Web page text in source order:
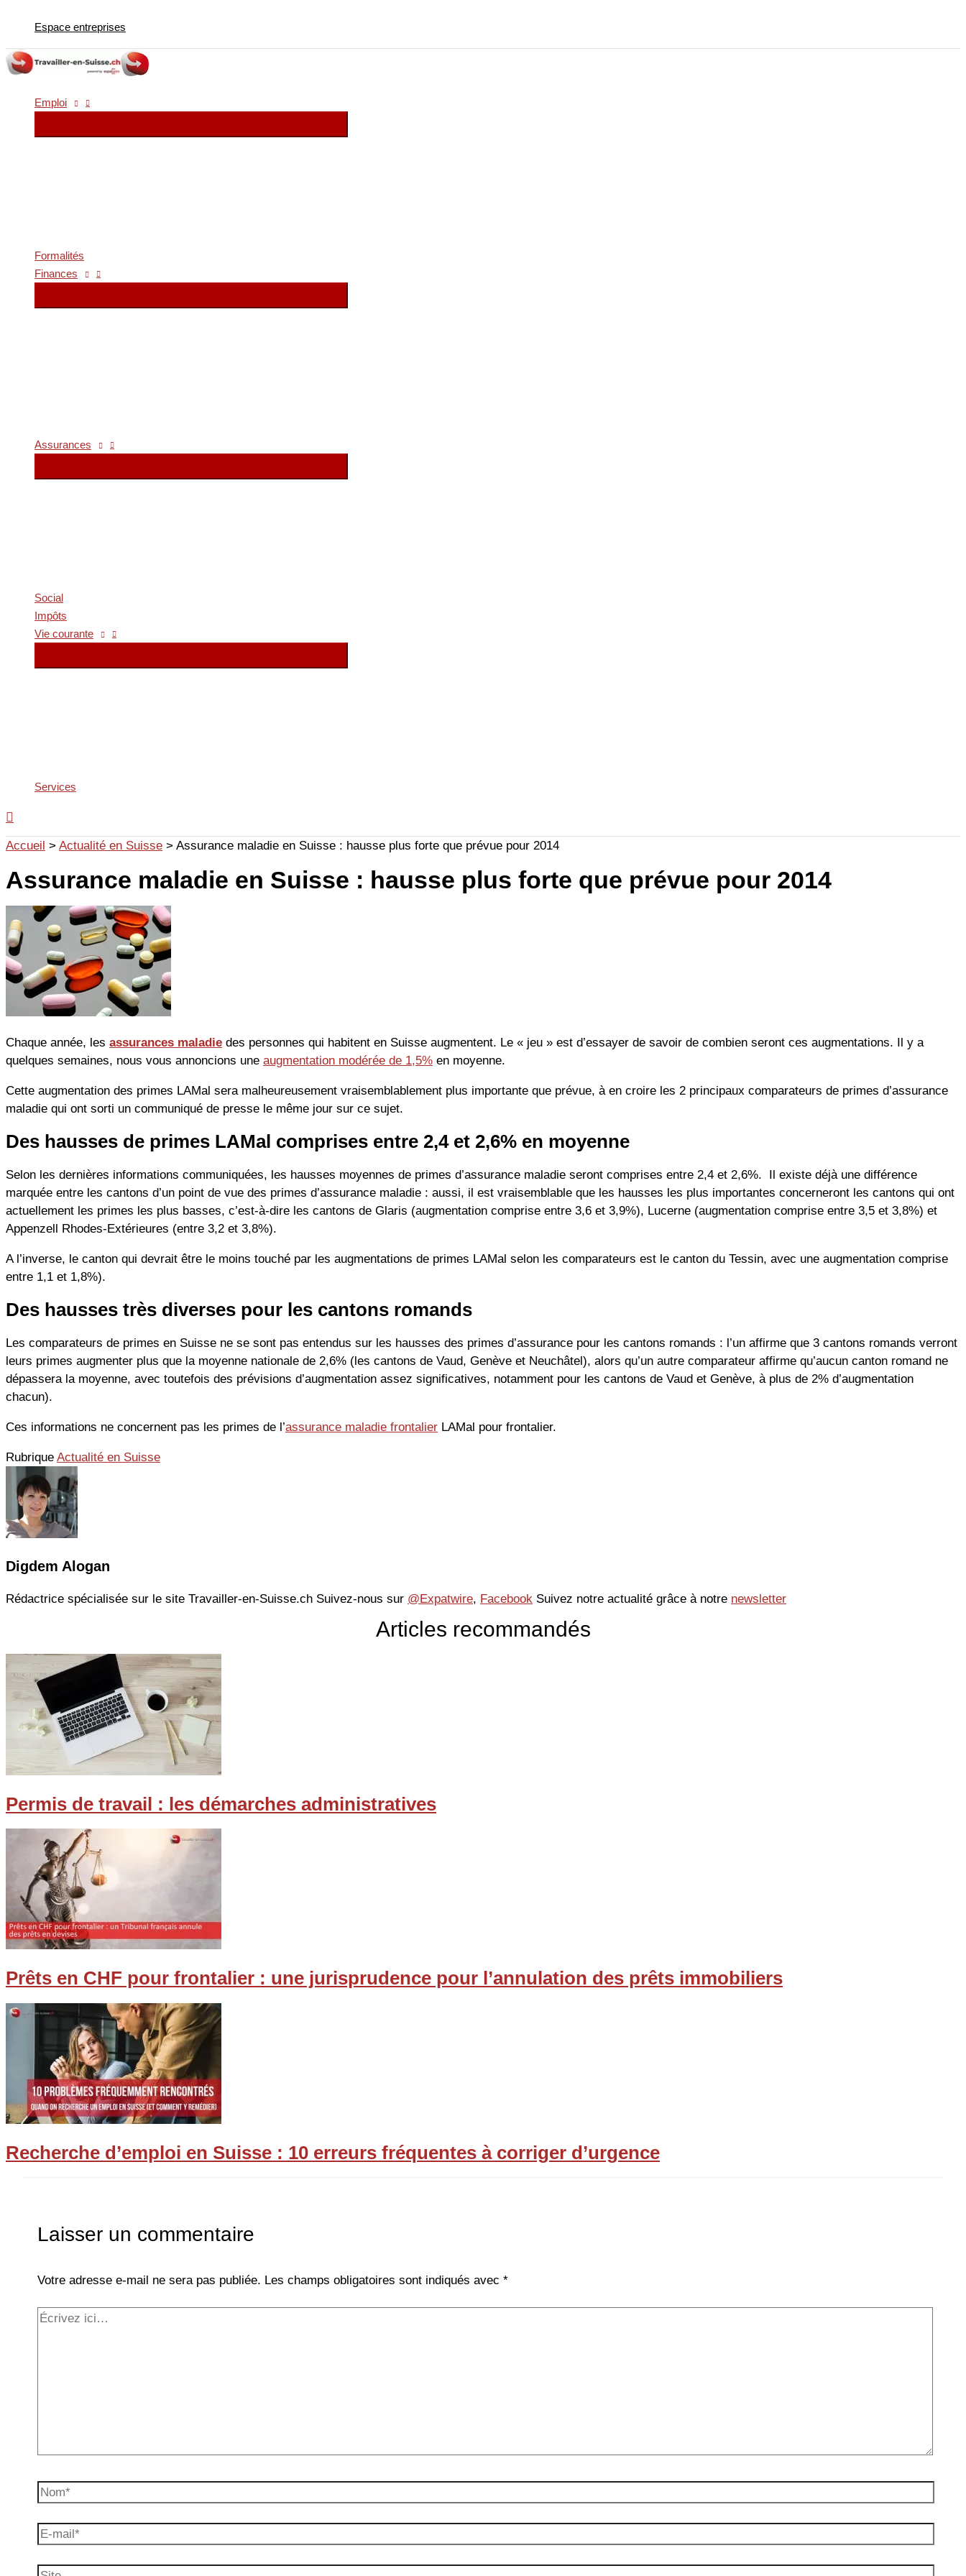
contenu
Espace entreprises
Emploi
Formalités
Finances
Assurances
Social
Impôts
Vie courante
Services
Accueil > Actualité en Suisse > Assurance maladie en Suisse : hausse plus forte que prévue pour 2014
Assurance maladie en Suisse : hausse plus forte que prévue pour 2014
Chaque année, les assurances maladie des personnes qui habitent en Suisse augmentent. Le « jeu » est d’essayer de savoir de combien seront ces augmentations. Il y a
quelques semaines, nous vous annoncions une augmentation modérée de 1,5% en moyenne.
Cette augmentation des primes LAMal sera malheureusement vraisemblablement plus importante que prévue, à en croire les 2 principaux comparateurs de primes d’assurance
maladie qui ont sorti un communiqué de presse le même jour sur ce sujet.
Des hausses de primes LAMal comprises entre 2,4 et 2,6% en moyenne
Selon les dernières informations communiquées, les hausses moyennes de primes d’assurance maladie seront comprises entre 2,4 et 2,6%. Il existe déjà une différence
marquée entre les cantons d’un point de vue des primes d’assurance maladie : aussi, il est vraisemblable que les hausses les plus importantes concerneront les cantons qui ont
actuellement les primes les plus basses, c’est-à-dire les cantons de Glaris (augmentation comprise entre 3,6 et 3,9%), Lucerne (augmentation comprise entre 3,5 et 3,8%) et
Appenzell Rhodes-Extérieures (entre 3,2 et 3,8%).
A l’inverse, le canton qui devrait être le moins touché par les augmentations de primes LAMal selon les comparateurs est le canton du Tessin, avec une augmentation comprise
entre 1,1 et 1,8%).
Des hausses très diverses pour les cantons romands
Les comparateurs de primes en Suisse ne se sont pas entendus sur les hausses des primes d’assurance pour les cantons romands : l’un affirme que 3 cantons romands verront
leurs primes augmenter plus que la moyenne nationale de 2,6% (les cantons de Vaud, Genève et Neuchâtel), alors qu’un autre comparateur affirme qu’aucun canton romand ne
dépassera la moyenne, avec toutefois des prévisions d’augmentation assez significatives, notamment pour les cantons de Vaud et Genève, à plus de 2% d’augmentation
chacun).
Ces informations ne concernent pas les primes de l’assurance maladie frontalier LAMal pour frontalier.
Rubrique Actualité en Suisse
Digdem Alogan
Rédactrice spécialisée sur le site Travailler-en-Suisse.ch Suivez-nous sur @Expatwire, Facebook Suivez notre actualité grâce à notre newsletter
Articles recommandés
Permis de travail : les démarches administratives
Prêts en CHF pour frontalier : une jurisprudence pour l’annulation des prêts immobiliers
Recherche d’emploi en Suisse : 10 erreurs fréquentes à corriger d’urgence
Laisser un commentaire
Votre adresse e-mail ne sera pas publiée. Les champs obligatoires sont indiqués avec *
Écrivez
Nom*
E-
mail*
Site